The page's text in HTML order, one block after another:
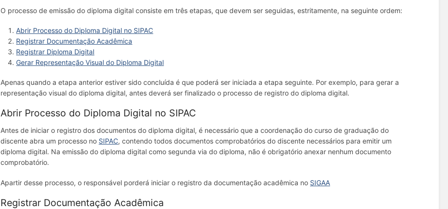
O processo de emissão do diploma digital consiste em três etapas, que devem ser seguidas, estritamente, na seguinte ordem:
Abrir Processo do Diploma Digital no SIPAC
Registrar Documentação Acadêmica
Registrar Diploma Digital
Gerar Representação Visual do Diploma Digital
Apenas quando a etapa anterior estiver sido concluída é que poderá ser iniciada a etapa seguinte. Por exemplo, para gerar a
representação visual do diploma digital, antes deverá ser finalizado o processo de registro do diploma digital.
Abrir Processo do Diploma Digital no SIPAC
Antes de iniciar o registro dos documentos do diploma digital, é necessário que a coordenação do curso de graduação do
discente abra um processo no SIPAC, contendo todos documentos comprobatórios do discente necessários para emitir um
diploma digital. Na emissão do diploma digital como segunda via do diploma, não é obrigatório anexar nenhum documento
comprobatório.
Apartir desse processo, o responsável porderá iniciar o registro da documentação acadêmica no SIGAA
Registrar Documentação Acadêmica